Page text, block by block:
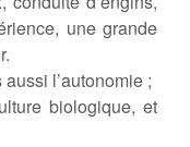
une grande
l’autonomie ;
biologique, et